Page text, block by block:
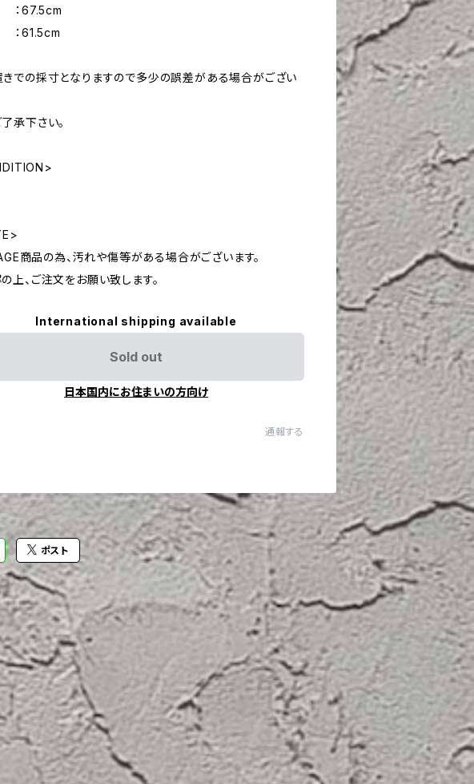
67.5cm
61.5cm
での採寸となりますので多少の誤差がある場合がござい
承下さい。
商品の為、汚れや傷等がある場合がございます。
上、ご注文をお願い致します。
International shipping available
Sold out
日本国内にお住まいの方向け
通報する
ポスト